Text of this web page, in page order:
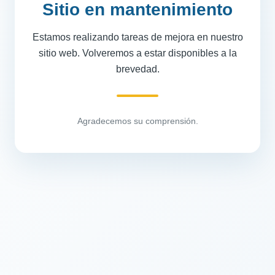
Sitio en mantenimiento
Estamos realizando tareas de mejora en nuestro
sitio web. Volveremos a estar disponibles a la
brevedad.
Agradecemos su comprensión.